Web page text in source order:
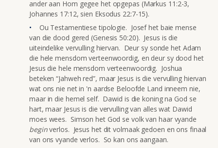
ander aan Hom gegee het opgepas (Markus 11:2-3,
Johannes 17:12, sien Eksodus 22:7-15).
Ou Testamentiese tipologie. Josef het baie mense
van die dood gered (Genesis 50:20). Jesus is die
uiteindelike vervulling hiervan. Deur sy sonde het Adam
die hele mensdom verteenwoordig, en deur sy dood het
Jesus die hele mensdom verteenwoordig. Joshua
beteken “Jahweh red”, maar Jesus is die vervulling hiervan
wat ons nie net in 'n aardse Beloofde Land inneem nie,
maar in die hemel self. Dawid is die koning na God se
hart, maar Jesus is die vervulling van alles wat Dawid
moes wees. Simson het God se volk van haar vyande
beginverlos. Jesus het dit volmaak gedoen en ons finaal
van ons vyande verlos. So kan ons aangaan.